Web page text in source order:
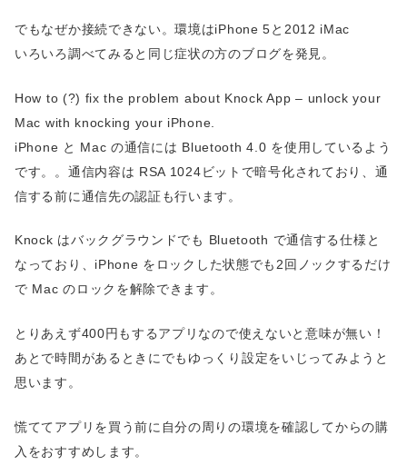
でもなぜか接続できない。環境はiPhone 5と2012 iMac
いろいろ調べてみると同じ症状の方のブログを発見。
How to (?) fix the problem about Knock App – unlock your
Mac with knocking your iPhone.
iPhone と Mac の通信には Bluetooth 4.0 を使用しているよう
です。。通信内容は RSA 1024ビットで暗号化されており、通
信する前に通信先の認証も行います。
Knock はバックグラウンドでも Bluetooth で通信する仕様と
なっており、iPhone をロックした状態でも2回ノックするだけ
で Mac のロックを解除できます。
とりあえず400円もするアプリなので使えないと意味が無い！
あとで時間があるときにでもゆっくり設定をいじってみようと
思います。
慌ててアプリを買う前に自分の周りの環境を確認してからの購
入をおすすめします。